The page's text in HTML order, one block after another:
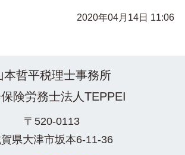
2020年04月14日 11:06
本哲平税理士事務所
険労務士法人TEPPEI
〒520-0113
県大津市坂本6-11-36